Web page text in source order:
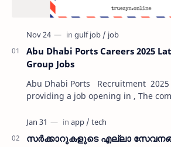
Abu Dhabi Ports Careers 2025
Group Jobs
Abu Dhabi Ports Recruitment 2025
providing a job opening in , The
സർക്കാറുകളുടെ എല്ലാ